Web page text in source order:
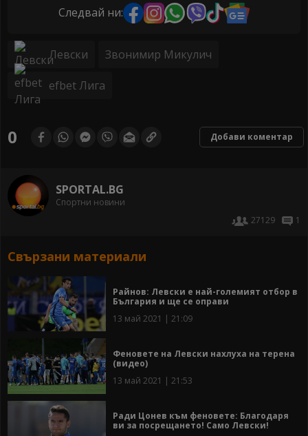
Следвай ни:
Левски Звонимир Микулич
efbet Лига
0 Добави коментар
SPORTAL.BG
Спортни новини
27129
1
Свързани материали
Райнов: Левски е най-големият отбор в
България и ще се оправи
13 май 2021 | 21:09
Феновете на Левски нахлуха на терена
(видео)
13 май 2021 | 21:53
Ради Цонев към феновете: Благодаря
ви за посрещането! Само Левски!